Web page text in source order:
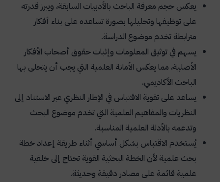
ما علاقة الاقتباس بطريقة إعداد خطة بحث علمية؟
هل يؤثر سوء الاقتباس على قبول البحث العلمي؟
متى يُفضل استخدام الاقتباس المباشر؟
ما الفرق بين التوثيق داخل المتن والتوثيق في قائمة
المراجع؟
يعكس حجم معرفة الباحث بالأدبيات السابقة، ويبرز قدرته
على توظيفها وتحليلها بصورة تساعده على بناء أفكار
مترابطة تخدم موضوع الدراسة.
يسهم في توثيق المعلومات وإثبات حقوق أصحاب الأفكار
الأصلية، مما يعكس الأمانة العلمية التي يجب أن يتحلى بها
الباحث الأكاديمي.
يساعد على تقوية الاقتباس في الإطار النظري عبر الاستناد إلى
النظريات والمفاهيم العلمية التي تخدم موضوع البحث
وتدعمه بالأدلة العلمية المناسبة.
يُستخدم الاقتباس بشكل أساسي أثناء طريقة إعداد خطة
بحث علمية لأن الخطة البحثية القوية تحتاج إلى خلفية
علمية قائمة على مصادر دقيقة وحديثة.